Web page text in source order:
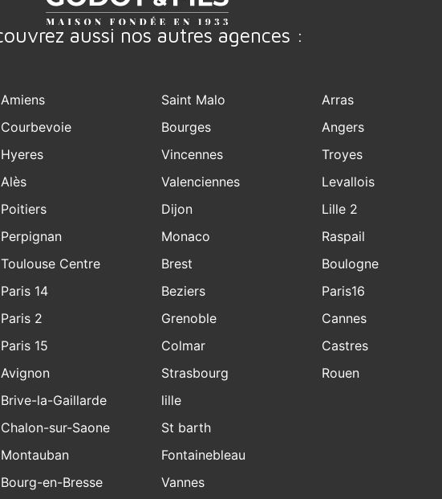
aussi nos autres agences :
Amiens
Courbevoie
Hyeres
Alès
Poitiers
Perpignan
Toulouse Centre
Paris 14
Paris 2
Paris 15
Avignon
Saint Malo
Bourges
Vincennes
Valenciennes
Dijon
Monaco
Brest
Beziers
Grenoble
Colmar
Strasbourg
Arras
Angers
Troyes
Levallois
Lille 2
Raspail
Boulogne
Paris16
Cannes
Castres
Rouen
Brive-la-Gaillarde
Chalon-sur-Saone
Montauban
Bourg-en-Bresse
lille
St barth
Fontainebleau
Vannes